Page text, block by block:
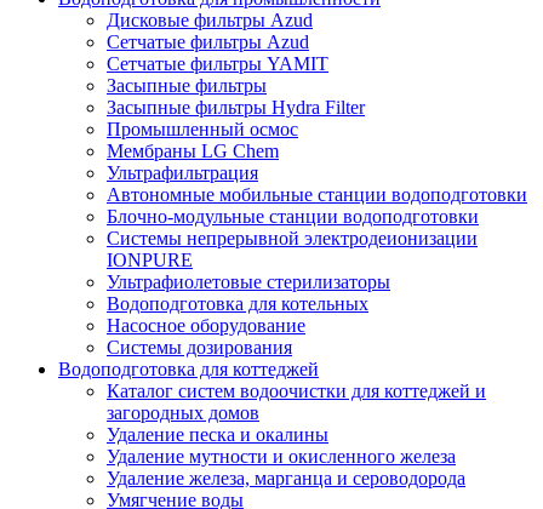
Дисковые фильтры Azud
Сетчатые фильтры Azud
Сетчатые фильтры YAMIT
Засыпные фильтры
Засыпные фильтры Hydra Filter
Промышленный осмос
Мембраны LG Chem
Ультрафильтрация
Автономные мобильные станции водоподготовки
Блочно-модульные станции водоподготовки
Системы непрерывной электродеионизации
IONPURE
Ультрафиолетовые стерилизаторы
Водоподготовка для котельных
Насосное оборудование
Системы дозирования
Водоподготовка для коттеджей
Каталог систем водоочистки для коттеджей и
загородных домов
Удаление песка и окалины
Удаление мутности и окисленного железа
Удаление железа, марганца и сероводорода
Умягчение воды